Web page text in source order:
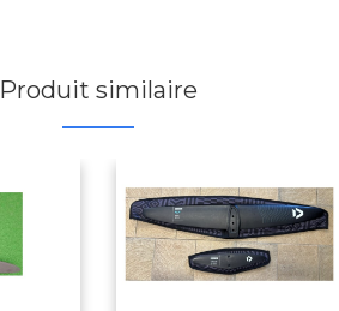
Produit similaire